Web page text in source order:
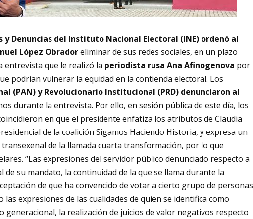
y Denuncias del Instituto Nacional Electoral (INE) ordenó al
López Obradoreliminar de sus redes sociales, en un plazo
entrevista que le realizó la periodista rusa Ana Afinogenova por
podrían vulnerar la equidad en la contienda electoral. Los
(PAN) y Revolucionario Institucional (PRD) denunciaron al
durante la entrevista. Por ello, en sesión pública de este día, los
en que el presidente enfatiza los atributos de Claudia
de la coalición Sigamos Haciendo Historia, y expresa un
de la llamada cuarta transformación, por lo que
“Las expresiones del servidor público denunciado respecto a
de su mandato, la continuidad de la que se llama durante la
de que ha convencido de votar a cierto grupo de personas
las expresiones de las cualidades de quien se identifica como
generacional, la realización de juicios de valor negativos respecto